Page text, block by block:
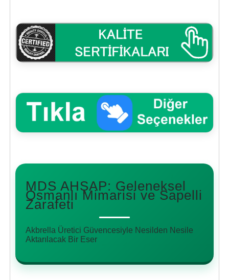
MDS AHŞAP: Geleneksel
Osmanlı Mimarisi ve Sapelli
Zarafeti
Akbrella Üretici Güvencesiyle Nesilden Nesile
Aktarılacak Bir Eser